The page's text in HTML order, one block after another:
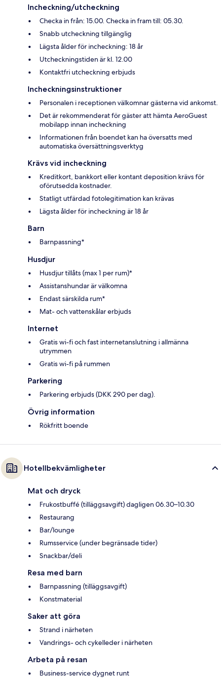
Incheckning/utcheckning
Checka in från: 15.00. Checka in fram till: 05.30.
Snabb utcheckning tillgänglig
Lägsta ålder för incheckning: 18 år
Utcheckningstiden är kl. 12.00
Kontaktfri utcheckning erbjuds
Incheckningsinstruktioner
Personalen i receptionen välkomnar gästerna vid ankomst.
Det är rekommenderat för gäster att hämta AeroGuest
mobilapp innan incheckning
Informationen från boendet kan ha översatts med
automatiska översättningsverktyg
Krävs vid incheckning
Kreditkort, bankkort eller kontant deposition krävs för
oförutsedda kostnader.
Statligt utfärdad fotolegitimation kan krävas
Lägsta ålder för incheckning är 18 år
Barn
Barnpassning*
Husdjur
Husdjur tillåts (max 1 per rum)*
Assistanshundar är välkomna
Endast särskilda rum*
Mat- och vattenskålar erbjuds
Internet
Gratis wi-fi och fast internetanslutning i allmänna
utrymmen
Gratis wi-fi på rummen
Parkering
Parkering erbjuds (DKK 290 per dag).
Övrig information
Rökfritt boende
Hotellbekvämligheter
Mat och dryck
Frukostbuffé (tilläggsavgift) dagligen 06.30–10.30
Restaurang
Bar/lounge
Rumsservice (under begränsade tider)
Snackbar/deli
Resa med barn
Barnpassning (tilläggsavgift)
Konstmaterial
Saker att göra
Strand i närheten
Vandrings- och cykelleder i närheten
Arbeta på resan
Business-service dygnet runt